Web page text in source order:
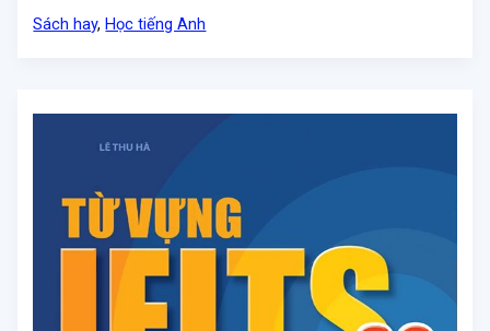
Sách hay,Học tiếng Anh